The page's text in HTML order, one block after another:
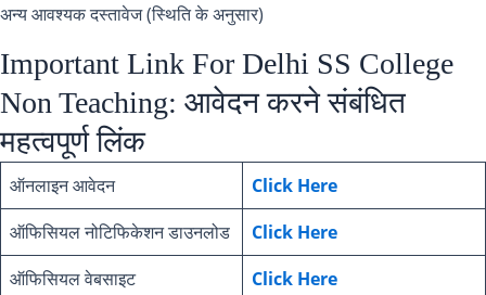
अन्य आवश्यक दस्तावेज (स्थिति के अनुसार)
Important Link For Delhi SS College
Non Teaching: आवेदन करने संबंधित
महत्वपूर्ण लिंक
ऑनलाइन आवेदन
Click Here
ऑफिसियल नोटिफिकेशन डाउनलोड
Click Here
ऑफिसियल वेबसाइट
Click Here